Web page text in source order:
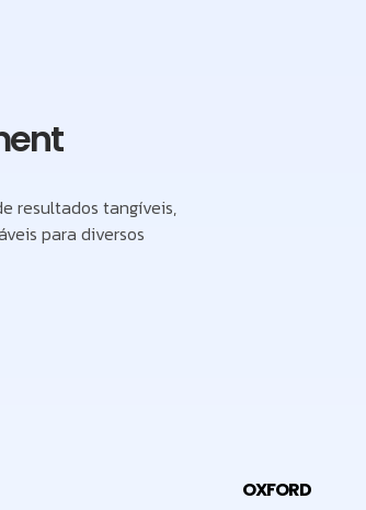
resultados tangíveis,
para diversos
OXFORD